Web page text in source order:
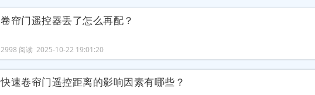
卷帘门遥控器丢了怎么再配？
2998 阅读 2025-10-22 19:01:20
快速卷帘门遥控距离的影响因素有哪些？